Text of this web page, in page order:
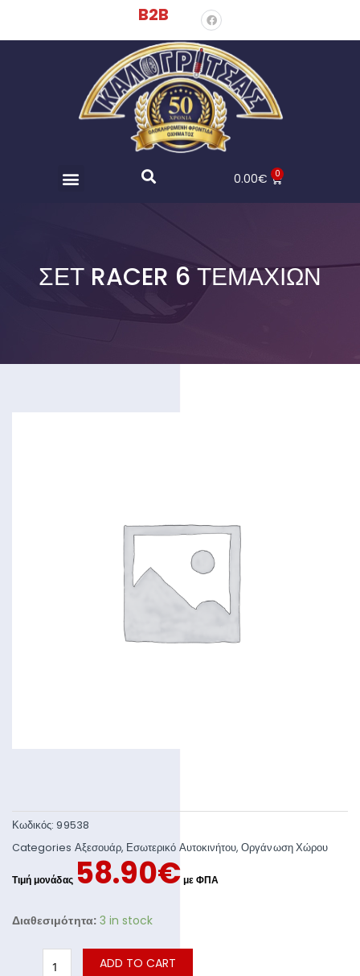
B2B
0.00€ 0
ΣΕΤ RACER 6 ΤΕΜΑΧΊΩΝ
Κωδικός: 99538
Categories Αξεσουάρ, Εσωτερικό Αυτοκινήτου,Οργάνωση Χώρου
58.90€
Διαθεσιμότητα: 3 in stock
ADD TO CART